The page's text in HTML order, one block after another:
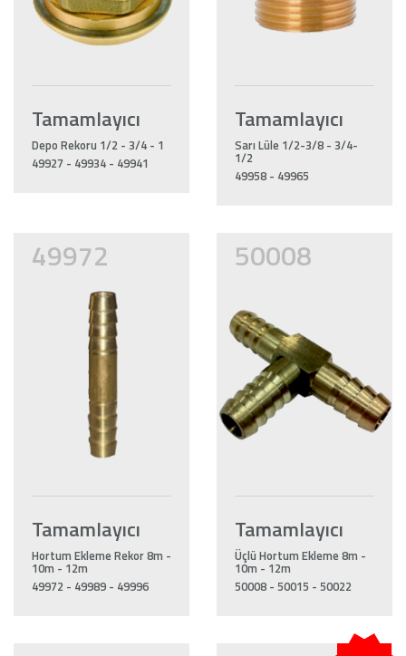
Tamamlayıcı
Depo Rekoru 1/2 - 3/4 - 1
49927 - 49934 - 49941
Tamamlayıcı
Sarı Lüle 1/2-3/8 - 3/4-
1/2
49958 - 49965
49972
Tamamlayıcı
Hortum Ekleme Rekor 8m -
10m - 12m
49972 - 49989 - 49996
50008
Tamamlayıcı
Üçlü Hortum Ekleme 8m -
10m - 12m
50008 - 50015 - 50022